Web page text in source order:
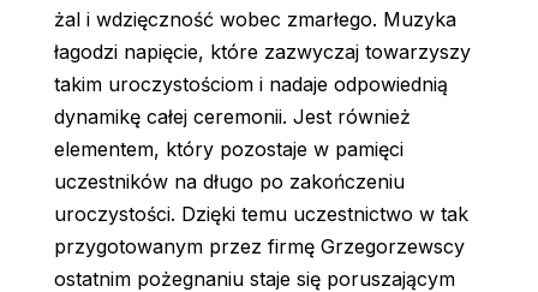
żal i wdzięczność wobec zmarłego. Muzyka
łagodzi napięcie, które zazwyczaj towarzyszy
takim uroczystościom i nadaje odpowiednią
dynamikę całej ceremonii. Jest również
elementem, który pozostaje w pamięci
uczestników na długo po zakończeniu
uroczystości. Dzięki temu uczestnictwo w tak
przygotowanym przez firmę Grzegorzewscy
ostatnim pożegnaniu staje się poruszającym